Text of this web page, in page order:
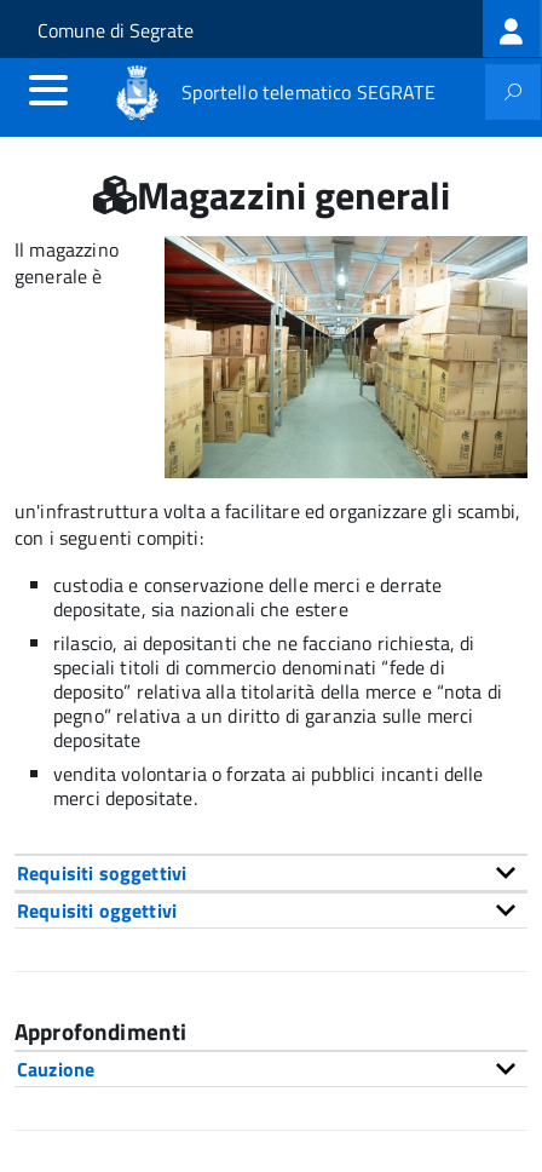
Salta al contenuto principale
Skip to site navigation
Comune di Segrate
Sportello telematico SEGRATE
Magazzini generali
Il magazzino
generale è
un'infrastruttura volta a facilitare ed organizzare gli scambi,
con i seguenti compiti:
custodia e conservazione delle merci e derrate
depositate, sia nazionali che estere
rilascio, ai depositanti che ne facciano richiesta, di
speciali titoli di commercio denominati “fede di
deposito” relativa alla titolarità della merce e “nota di
pegno” relativa a un diritto di garanzia sulle merci
depositate
vendita volontaria o forzata ai pubblici incanti delle
merci depositate.
Requisiti soggettivi
Requisiti oggettivi
Approfondimenti
Cauzione